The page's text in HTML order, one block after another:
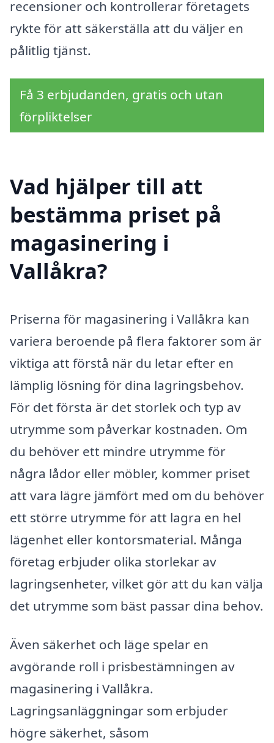
recensioner och kontrollerar företagets
rykte för att säkerställa att du väljer en
pålitlig tjänst.
Få 3 erbjudanden, gratis och utan
förpliktelser
Vad hjälper till att
bestämma priset på
magasinering i
Vallåkra?
Priserna för magasinering i Vallåkra kan
variera beroende på flera faktorer som är
viktiga att förstå när du letar efter en
lämplig lösning för dina lagringsbehov.
För det första är det storlek och typ av
utrymme som påverkar kostnaden. Om
du behöver ett mindre utrymme för
några lådor eller möbler, kommer priset
att vara lägre jämfört med om du behöver
ett större utrymme för att lagra en hel
lägenhet eller kontorsmaterial. Många
företag erbjuder olika storlekar av
lagringsenheter, vilket gör att du kan välja
det utrymme som bäst passar dina behov.
Även säkerhet och läge spelar en
avgörande roll i prisbestämningen av
magasinering i Vallåkra.
Lagringsanläggningar som erbjuder
högre säkerhet, såsom